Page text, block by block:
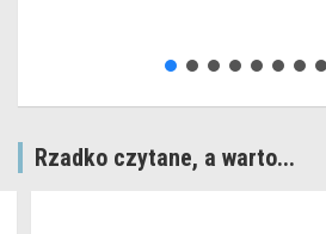
Rzadko czytane, a warto...